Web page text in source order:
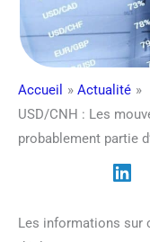
Accueil
Actualité
USD/CNH : Les
probablement partie
Les informations sur